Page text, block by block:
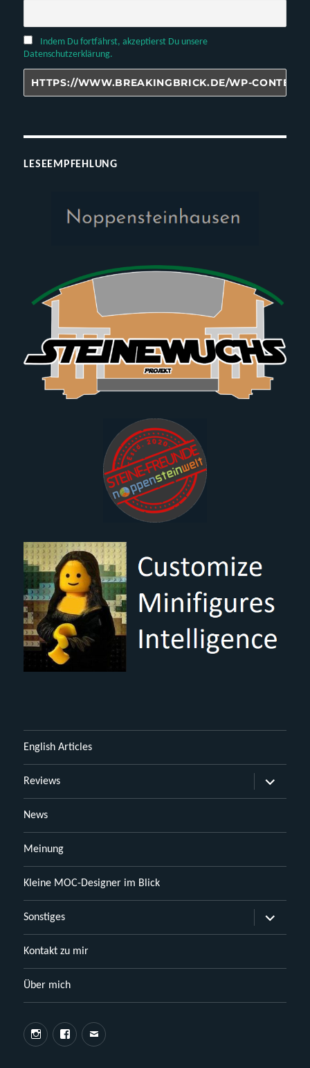
Indem Du fortfährst, akzeptierst Du unsere
Datenschutzerklärung.
LESEEMPFEHLUNG
English Articles
Reviews
öffnen
News
Meinung
Kleine MOC-Designer im Blick
Sonstiges
öffnen
Kontakt zu mir
Über mich
InstagramFacebook
E-